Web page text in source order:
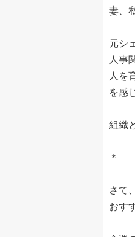
妻、
元シ
人事
人を
を感
組織
＊
さて
おす